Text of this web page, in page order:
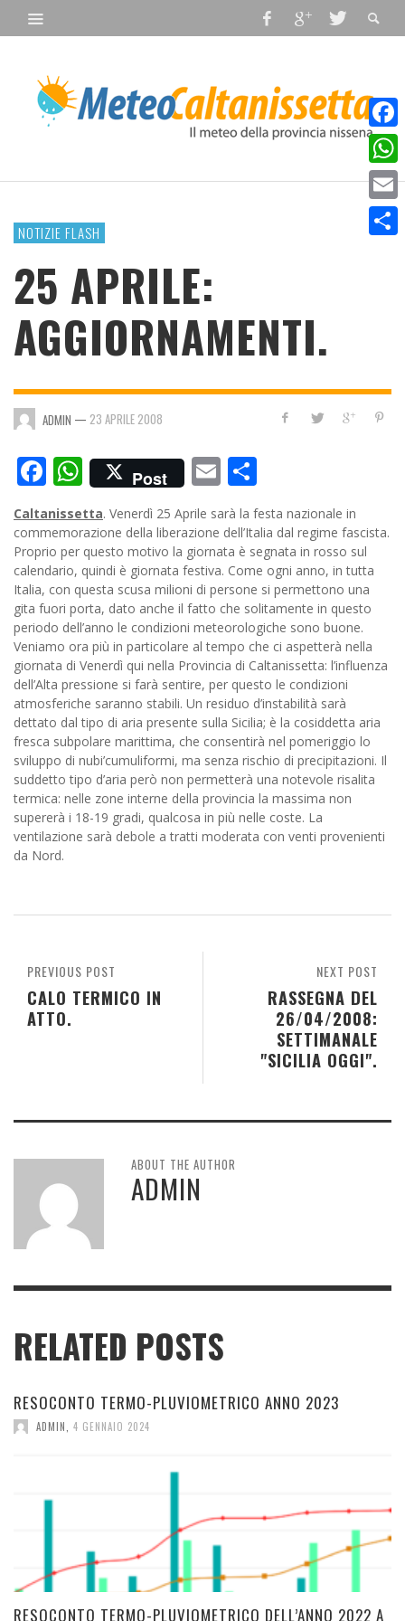
NOTIZIE FLASH
25 APRILE:
AGGIORNAMENTI.
ADMIN — 23 APRILE 2008
Facebook
WhatsApp
Post Email
Caltanissetta. Venerdì 25 Aprile sarà la festa nazionale in
commemorazione della liberazione dell’Italia dal regime fascista.
Proprio per questo motivo la giornata è segnata in rosso sul
calendario, quindi è giornata festiva. Come ogni anno, in tutta
Italia, con questa scusa milioni di persone si permettono una
gita fuori porta, dato anche il fatto che solitamente in questo
periodo dell’anno le condizioni meteorologiche sono buone.
Veniamo ora più in particolare al tempo che ci aspetterà nella
giornata di Venerdì qui nella Provincia di Caltanissetta: l’influenza
dell’Alta pressione si farà sentire, per questo le condizioni
atmosferiche saranno stabili. Un residuo d’instabilità sarà
dettato dal tipo di aria presente sulla Sicilia; è la cosiddetta aria
fresca subpolare marittima, che consentirà nel pomeriggio lo
sviluppo di nubi’cumuliformi, ma senza rischio di precipitazioni. Il
suddetto tipo d’aria però non permetterà una notevole risalita
termica: nelle zone interne della provincia la massima non
supererà i 18-19 gradi, qualcosa in più nelle coste. La
ventilazione sarà debole a tratti moderata con venti provenienti
da Nord.
NEXT POST
RASSEGNA DEL
26/04/2008:
SETTIMANALE
"SICILIA OGGI".
PREVIOUS POST
CALO TERMICO IN
ATTO.
ABOUT THE AUTHOR
ADMIN
RELATED POSTS
RESOCONTO TERMO-PLUVIOMETRICO ANNO 2023
ADMIN 4 GENNAIO 2024
RESOCONTO TERMO-PLUVIOMETRICO DELL’ANNO 2022 A
Email